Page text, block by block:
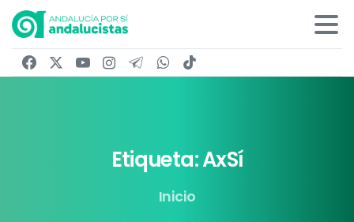
Etiqueta:AxSí
Inicio